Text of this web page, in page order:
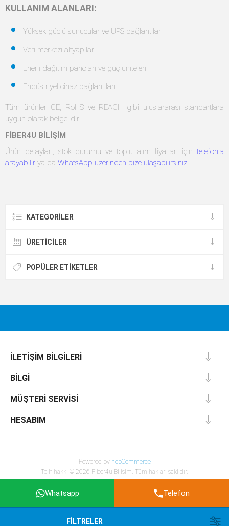
FILTRELER
KULLANIM ALANLARI:
Yüksek güçlü sunucular ve UPS bağlantıları
Veri merkezi altyapıları
Enerji dağıtım panoları ve güç üniteleri
Endüstriyel cihaz bağlantıları
Tüm ürünler CE, RoHS ve REACH gibi uluslararası standartlara
uygun olarak belgelidir.
FİBER4U BİLİŞİM
Ürün detayları, stok durumu ve toplu alım fiyatları için telefonla
arayabilir ya da WhatsApp üzerinden bize ulaşabilirsiniz
KATEGORILER
ÜRETICILER
POPÜLER ETIKETLER
Whatsapp Telefon
İLETIŞIM BILGILERI
BILGI
MÜŞTERI SERVISI
HESABIM
Powered by nopCommerce
Telif hakkı © 2026 Fiber4u Bilisim. Tüm hakları saklıdır.
KDV ve Kargo Hariç Fiyatlardır. Kargo ve KDV hesaplaması sonraki aşamada